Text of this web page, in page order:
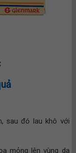
sau đó lau khô với
mỏng lên vùng da